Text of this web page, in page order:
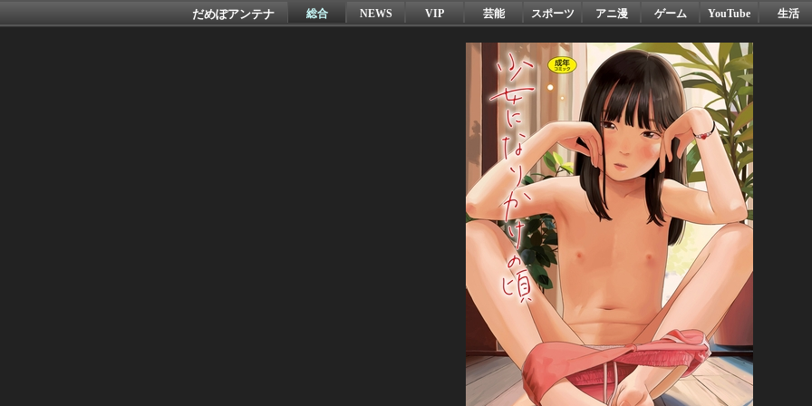
だめぽアンテナ 総合 NEWS VIP 芸能 スポーツ アニ漫 ゲーム YouTube 生活